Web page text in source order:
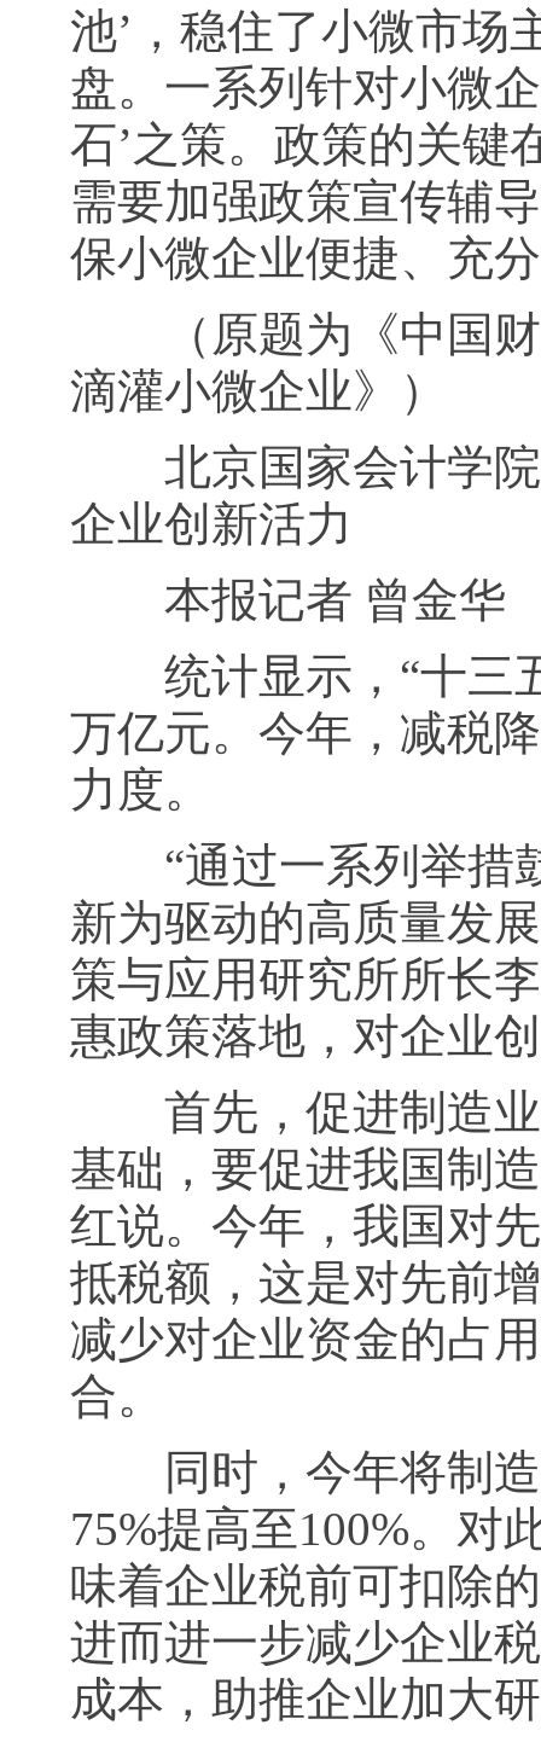
池’，稳住了小微市场
盘。一系列针对小微
石’之策。政策的关键
需要加强政策宣传辅
保小微企业便捷、充
（原题为《中国财
滴灌小微企业》）
北京国家会计学院
企业创新活力
本报记者 曾金华
统计显示，“十三五
万亿元。今年，减税
力度。
“通过一系列举措鼓
新为驱动的高质量发
策与应用研究所所长
惠政策落地，对企业
首先，促进制造业
基础，要促进我国制
红说。今年，我国对
抵税额，这是对先前
减少对企业资金的占
合。
同时，今年将制造
75%提高至100%。对
味着企业税前可扣除
进而进一步减少企业
成本，助推企业加大